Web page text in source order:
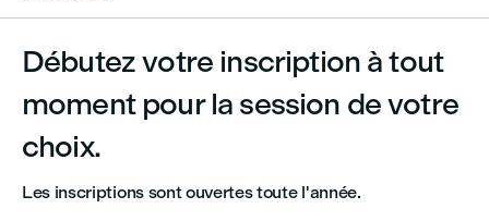
Débutez votre inscription à tout
moment pour la session de votre
choix.
Les inscriptions sont ouvertes toute l'année.